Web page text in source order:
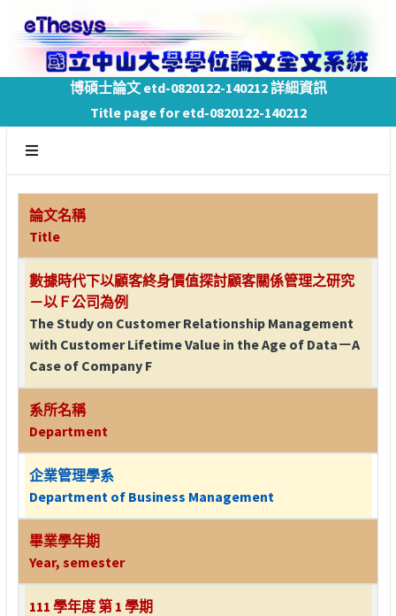
博碩士論文 etd-0820122-140212 詳細資訊
Title page for etd-0820122-140212
論文名稱
Title
數據時代下以顧客終身價值探討顧客關係管理之研究
－以Ｆ公司為例
The Study on Customer Relationship Management
with Customer Lifetime Value in the Age of Data－A
Case of Company F
系所名稱
Department
企業管理學系
Department of Business Management
畢業學年期
Year, semester
111 學年度 第 1 學期